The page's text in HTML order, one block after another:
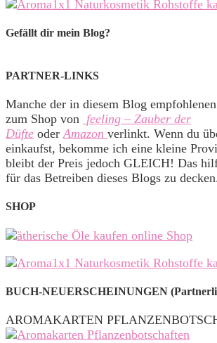
Gefällt dir mein Blog?
PARTNER-LINKS
Manche der in diesem Blog
zum Shop von feeling – Zauber der
Düfte oderAmazon verlinkt. Wenn du
einkaufst, bekomme ich eine kleine
bleibt der Preis jedoch GLEICH! Das
für das Betreiben dieses Blogs zu
SHOP
BUCH-NEUERSCHEINUNGEN
AROMAKARTEN